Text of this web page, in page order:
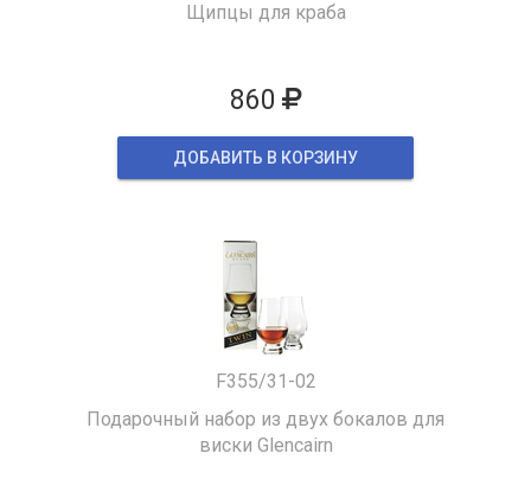
Щипцы для краба
860
ДОБАВИТЬ В КОРЗИНУ
F355/31-02
Подарочный набор из двух бокалов для
виски Glencairn